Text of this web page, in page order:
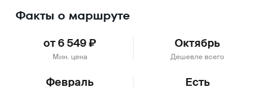
Факты о маршруте
от 6 549 ₽
Мин. цена
Октябрь
Дешевле всего
Февраль Есть